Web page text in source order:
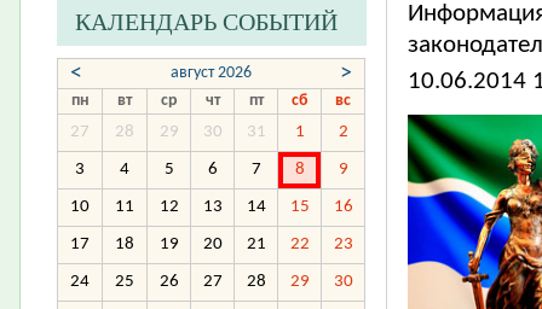
10.06.2014
КАЛЕНДАРЬ СОБЫТИЙ
< август 2026 >
пн вт ср чт пт сб
вс
27
28 29 30 31 1 2
3 4 5 6 7 8 9
10 11 12 13 14 15 16
17 18 19 20 21 22 23
24 25 26 27 28 29 30